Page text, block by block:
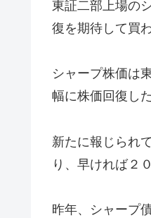
東証二部上場の
復を期待して買
シャープ株価は
幅に株価回復し
新たに報じられ
り、早ければ２
昨年、シャープ